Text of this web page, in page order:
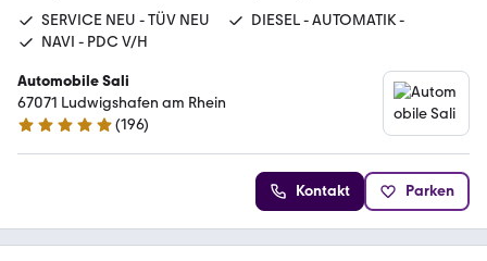
SERVICE NEU - TÜV NEU
DIESEL - AUTOMATIK -
NAVI - PDC V/H
Automobile Sali
67071 Ludwigshafen am Rhein
5 Sterne
(196)
Kontakt Parken